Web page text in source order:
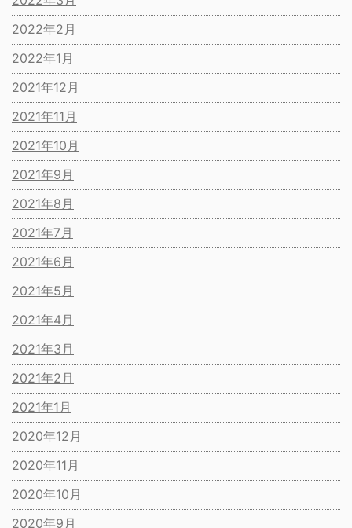
2022年2月
2022年1月
2021年12月
2021年11月
2021年10月
2021年9月
2021年8月
2021年7月
2021年6月
2021年5月
2021年4月
2021年3月
2021年2月
2021年1月
2020年12月
2020年11月
2020年10月
2020年9月